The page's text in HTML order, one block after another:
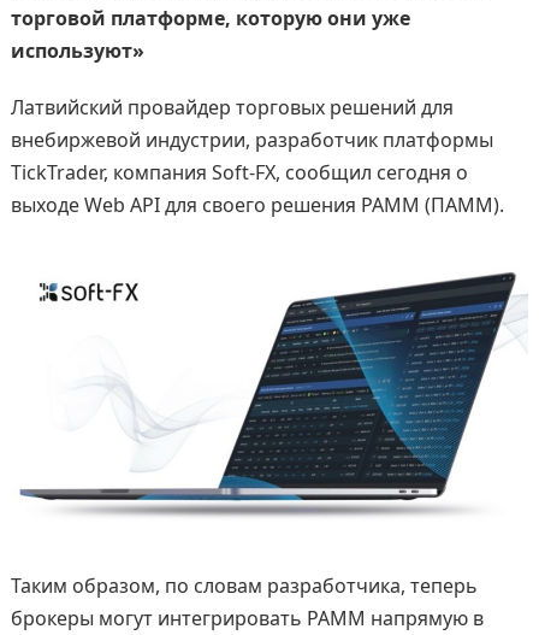
торговой платформе, которую они уже
используют»
Латвийский провайдер торговых решений для
внебиржевой индустрии, разработчик платформы
TickTrader, компания Soft-FX, сообщил сегодня о
выходе Web API для своего решения PAMM (ПАММ).
Таким образом, по словам разработчика, теперь
брокеры могут интегрировать PAMM напрямую в